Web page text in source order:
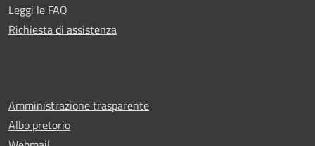
Leggi le FAQ
Richiesta di assistenza
Amministrazione trasparente
Albo pretorio